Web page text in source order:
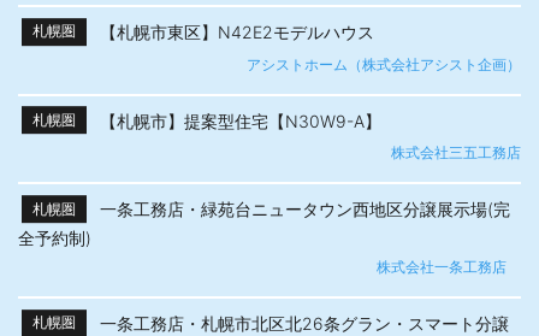
札幌圏 【札幌市東区】N42E2モデルハウス
アシストホーム（株式会社アシスト企画）
札幌圏 【札幌市】提案型住宅【N30W9-A】
株式会社三五工務店
札幌圏
一条工務店・緑苑台ニュータウン西地区分譲展示場(完
全予約制)
株式会社一条工務店
札幌圏
一条工務店・札幌市北区北26条グラン・スマート分譲